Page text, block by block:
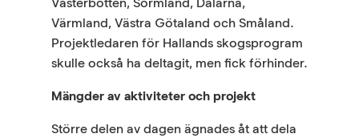
Värmland, Västra Götaland och Småland.
Projektledaren för Hallands skogsprogram
skulle också ha deltagit, men fick förhinder.
Mängder av aktiviteter och projekt
Större delen av dagen ägnades åt att dela